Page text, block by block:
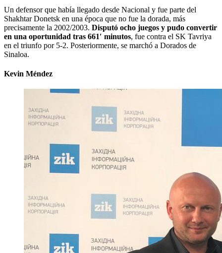
Un defensor que había llegado desde Nacional y fue parte del
Shakhtar Donetsk en una época que no fue la dorada, más
precisamente la 2002/2003. Disputó ocho juegos y pudo convertir
en una oportunidad tras 661′ minutos, fue contra el SK Tavriya
en el triunfo por 5-2. Posteriormente, se marchó a Dorados de
Sinaloa.
Kevin Méndez